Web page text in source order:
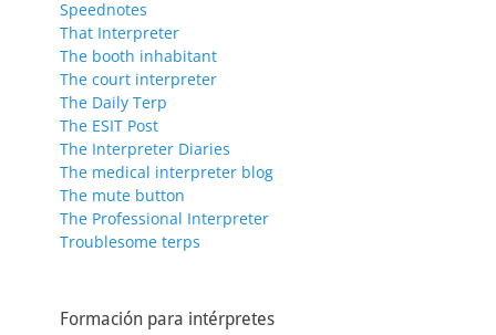
Speednotes
That Interpreter
The booth inhabitant
The court interpreter
The Daily Terp
The ESIT Post
The Interpreter Diaries
The medical interpreter blog
The mute button
The Professional Interpreter
Troublesome terps
Formación para intérpretes